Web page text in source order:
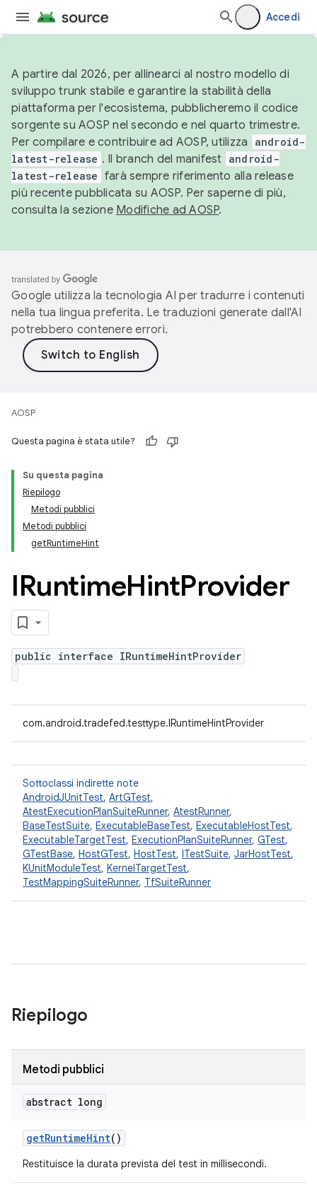
Accedi
A partire dal 2026, per allinearci al nostro modello di
sviluppo trunk stabile e garantire la stabilità della
piattaforma per l'ecosistema, pubblicheremo il codice
sorgente su AOSP nel secondo e nel quarto trimestre.
Per compilare e contribuire ad AOSP, utilizza
android-
latest-release . Il branch del manifest android-
latest-release farà sempre riferimento alla release
più recente pubblicata su AOSP. Per saperne di più,
consulta la sezione Modifiche ad AOSP.
Google utilizza la tecnologia AI per tradurre i contenuti
nella tua lingua preferita. Le traduzioni generate dall'AI
potrebbero contenere errori.
AOSP
Questa pagina è stata utile?
Su questa pagina
Riepilogo
Metodi pubblici
Metodi pubblici
getRuntimeHint
IRuntimeHintProvider
public interface IRuntimeHintProvider
com.android.tradefed.testtype.IRuntimeHintProvider
Sottoclassi indirette note
AndroidJUnitTest, ArtGTest,
AtestExecutionPlanSuiteRunner, AtestRunner,
BaseTestSuite, ExecutableBaseTest, ExecutableHostTest,
ExecutableTargetTest, ExecutionPlanSuiteRunner, GTest,
GTestBase, HostGTest, HostTest, ITestSuite, JarHostTest,
KUnitModuleTest, KernelTargetTest,
TestMappingSuiteRunner, TfSuiteRunner
Riepilogo
Metodi pubblici
abstract long
getRuntimeHint()
Restituisce la durata prevista del test in millisecondi.